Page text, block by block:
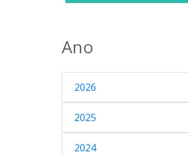
Ano
2026
2025
2024